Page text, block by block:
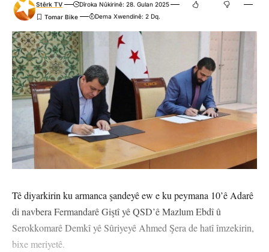
Stêrk TV
Dîroka Nûkirinê: 28. Gulan 2025
Dema Xwendinê: 2 Dq.
Tê diyarkirin ku armanca şandeyê ew e ku peymana 10’ê Adarê
di navbera Fermandarê Giştî yê QSD’ê Mazlum Ebdî û
Serokkomarê Demkî yê Sûriyeyê Ahmed Şera de hatî îmzekirin,
bixe meriyetê.